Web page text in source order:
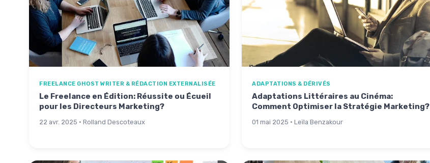
FREELANCE GHOST WRITER & RÉDACTION EXTERNALISÉE
Le Freelance en Édition: Réussite ou Écueil
pour les Directeurs Marketing?
22 avr. 2025 · Rolland Descoteaux
ADAPTATIONS & DÉRIVÉS
Adaptations Littéraires au Cinéma:
Comment Optimiser la Stratégie Marketing?
01 mai 2025 · Leïla Benzakour